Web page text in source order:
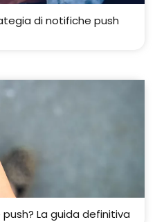
di notifiche push
La guida definitiva